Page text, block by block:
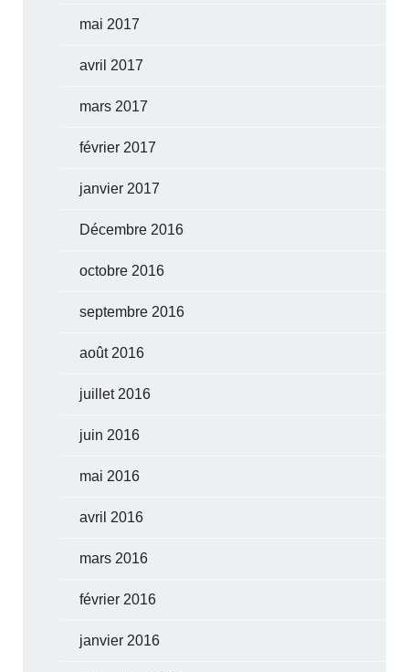
mai 2017
avril 2017
mars 2017
février 2017
janvier 2017
Décembre 2016
octobre 2016
septembre 2016
août 2016
juillet 2016
juin 2016
mai 2016
avril 2016
mars 2016
février 2016
janvier 2016